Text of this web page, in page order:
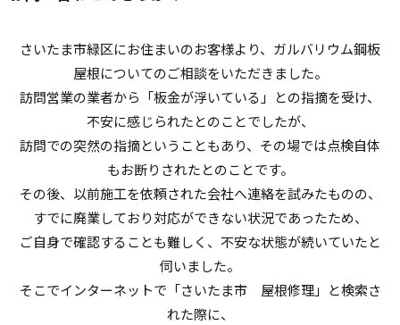
さいたま市緑区にお住まいのお客様より、ガルバリウム鋼板
屋根についてのご相談をいただきました。
訪問営業の業者から「板金が浮いている」との指摘を受け、
不安に感じられたとのことでしたが、
訪問での突然の指摘ということもあり、その場では点検自体
もお断りされたとのことです。
その後、以前施工を依頼された会社へ連絡を試みたものの、
すでに廃業しており対応ができない状況であったため、
ご自身で確認することも難しく、不安な状態が続いていたと
伺いました。
そこでインターネットで「さいたま市 屋根修理」と検索さ
れた際に、